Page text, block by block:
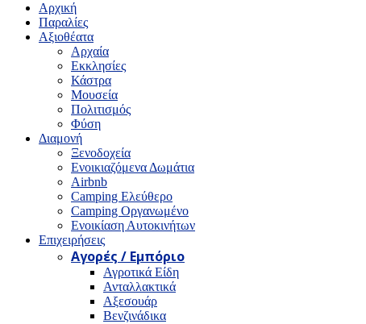
Αρχική
Παραλίες
Αξιοθέατα
Αρχαία
Εκκλησίες
Κάστρα
Μουσεία
Πολιτισμός
Φύση
Διαμονή
Ξενοδοχεία
Ενοικιαζόμενα Δωμάτια
Airbnb
Camping Ελεύθερο
Camping Οργανωμένο
Ενοικίαση Αυτοκινήτων
Επιχειρήσεις
Αγορές / Εμπόριο
Αγροτικά Είδη
Ανταλλακτικά
Αξεσουάρ
Βενζινάδικα